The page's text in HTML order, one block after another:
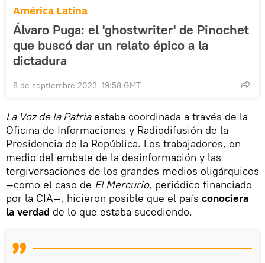
América Latina
Álvaro Puga: el 'ghostwriter' de Pinochet
que buscó dar un relato épico a la
dictadura
8 de septiembre 2023, 19:58 GMT
La Voz de la Patriaestaba coordinada a través de la
Oficina de Informaciones y Radiodifusión de la
Presidencia de la República. Los trabajadores, en
medio del embate de la desinformación y las
tergiversaciones de los grandes medios oligárquicos
—como el caso de El Mercurio, periódico financiado
por la CIA—, hicieron posible que el país conociera
la verdad de lo que estaba sucediendo.